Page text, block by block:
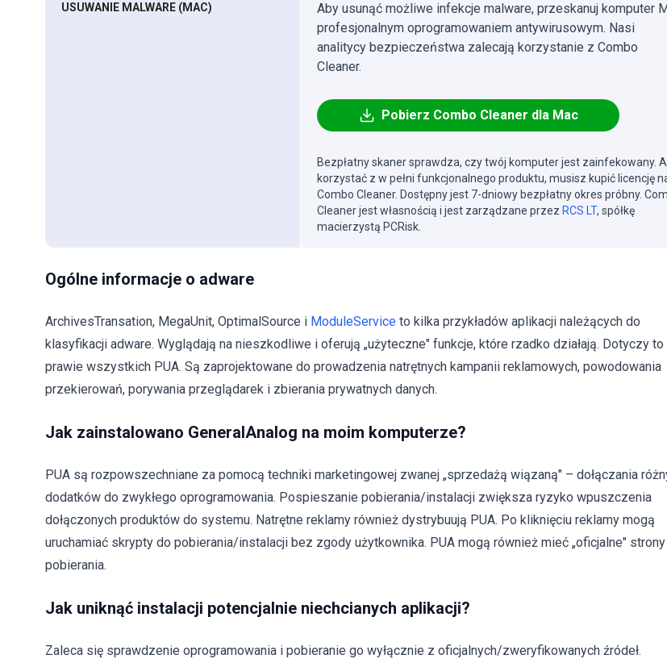
USUWANIE MALWARE (MAC)
Aby usunąć możliwe infekcje malware, przeskanuj komputer
profesjonalnym oprogramowaniem antywirusowym. Nasi
analitycy bezpieczeństwa zalecają korzystanie z Combo
Cleaner.
Pobierz Combo Cleaner dla Mac
Bezpłatny skaner sprawdza, czy twój komputer jest zainfekowany.
korzystać z w pełni funkcjonalnego produktu, musisz kupić licencję
Combo Cleaner. Dostępny jest 7-dniowy bezpłatny okres próbny.
Cleaner jest własnością i jest zarządzane przez RCS LT, spółkę
macierzystą PCRisk.
Ogólne informacje o adware
ArchivesTransation, MegaUnit, OptimalSource i ModuleService to kilka przykładów aplikacji należących do
klasyfikacji adware. Wyglądają na nieszkodliwe i oferują „użyteczne" funkcje, które rzadko działają. Dotyczy to
prawie wszystkich PUA. Są zaprojektowane do prowadzenia natrętnych kampanii reklamowych, powodowania
przekierowań, porywania przeglądarek i zbierania prywatnych danych.
Jak zainstalowano GeneralAnalog na moim komputerze?
PUA są rozpowszechniane za pomocą techniki marketingowej zwanej „sprzedażą wiązaną" – dołączania
dodatków do zwykłego oprogramowania. Pospieszanie pobierania/instalacji zwiększa ryzyko wpuszczenia
dołączonych produktów do systemu. Natrętne reklamy również dystrybuują PUA. Po kliknięciu reklamy mogą
uruchamiać skrypty do pobierania/instalacji bez zgody użytkownika. PUA mogą również mieć „oficjalne" strony
pobierania.
Jak uniknąć instalacji potencjalnie niechcianych aplikacji?
Zaleca się sprawdzenie oprogramowania i pobieranie go wyłącznie z oficjalnych/zweryfikowanych źródeł.